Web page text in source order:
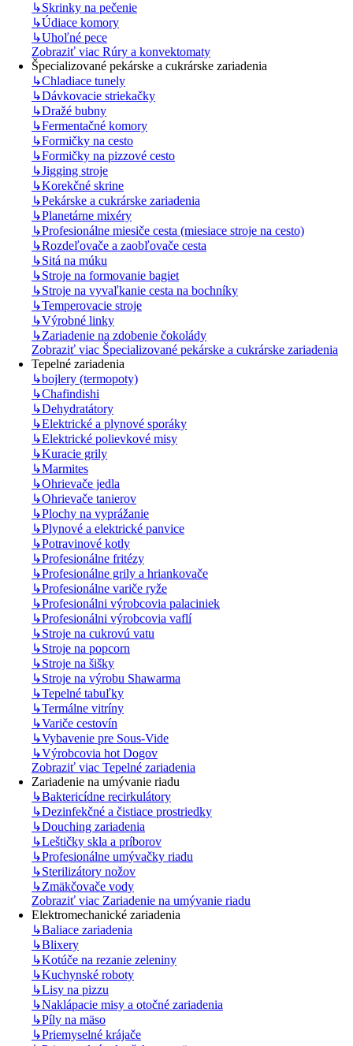
↳Skrinky na pečenie
↳Údiace komory
↳Uhoľné pece
Zobraziť viac Rúry a konvektomaty
Špecializované pekárske a cukrárske zariadenia
↳Chladiace tunely
↳Dávkovacie striekačky
↳Dražé bubny
↳Fermentačné komory
↳Formičky na cesto
↳Formičky na pizzové cesto
↳Jigging stroje
↳Korekčné skrine
↳Pekárske a cukrárske zariadenia
↳Planetárne mixéry
↳Profesionálne miesiče cesta (miesiace stroje na cesto)
↳Rozdeľovače a zaobľovače cesta
↳Sitá na múku
↳Stroje na formovanie bagiet
↳Stroje na vyvaľkanie cesta na bochníky
↳Temperovacie stroje
↳Výrobné linky
↳Zariadenie na zdobenie čokolády
Zobraziť viac Špecializované pekárske a cukrárske zariadenia
Tepelné zariadenia
↳bojlery (termopoty)
↳Chafindishi
↳Dehydratátory
↳Elektrické a plynové sporáky
↳Elektrické polievkové misy
↳Kuracie grily
↳Marmites
↳Ohrievače jedla
↳Ohrievače tanierov
↳Plochy na vyprážanie
↳Plynové a elektrické panvice
↳Potravinové kotly
↳Profesionálne fritézy
↳Profesionálne grily a hriankovače
↳Profesionálne variče ryže
↳Profesionálni výrobcovia palaciniek
↳Profesionálni výrobcovia vaflí
↳Stroje na cukrovú vatu
↳Stroje na popcorn
↳Stroje na šišky
↳Stroje na výrobu Shawarma
↳Tepelné tabuľky
↳Termálne vitríny
↳Variče cestovín
↳Vybavenie pre Sous-Vide
↳Výrobcovia hot Dogov
Zobraziť viac Tepelné zariadenia
Zariadenie na umývanie riadu
↳Baktericídne recirkulátory
↳Dezinfekčné a čistiace prostriedky
↳Douching zariadenia
↳Leštičky skla a príborov
↳Profesionálne umývačky riadu
↳Sterilizátory nožov
↳Zmäkčovače vody
Zobraziť viac Zariadenie na umývanie riadu
Elektromechanické zariadenia
↳Baliace zariadenia
↳Blixery
↳Kotúče na rezanie zeleniny
↳Kuchynské roboty
↳Lisy na pizzu
↳Naklápacie misy a otočné zariadenia
↳Píly na mäso
↳Priemyselné krájače